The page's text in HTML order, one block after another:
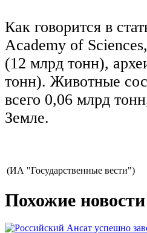
Как говорится в
Academy of
(12 млрд тонн),
тонн). Животные
всего 0,06 млрд
Земле.
(ИА "Государственные вести")
Похожие новости